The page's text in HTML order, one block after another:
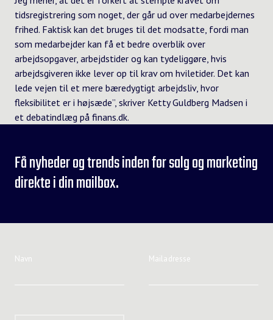
tidsregistrering som noget, der går ud over medarbejdernes
frihed. Faktisk kan det bruges til det modsatte, fordi man
som medarbejder kan få et bedre overblik over
arbejdsopgaver, arbejdstider og kan tydeliggøre, hvis
arbejdsgiveren ikke lever op til krav om hviletider. Det kan
lede vejen til et mere bæredygtigt arbejdsliv, hvor
fleksibilitet er i højsæde”, skriver Ketty Guldberg Madsen i
et debatindlæg på finans.dk.
Få nyheder og trends inden for salg og marketing
direkte i din mailbox.
Navn Mailadresse